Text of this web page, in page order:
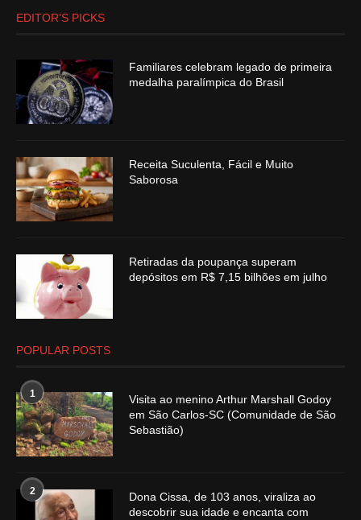
EDITOR’S PICKS
Familiares celebram legado de primeira
medalha paralímpica do Brasil
Receita Suculenta, Fácil e Muito
Saborosa
Retiradas da poupança superam
depósitos em R$ 7,15 bilhões em julho
POPULAR POSTS
1
Visita ao menino Arthur Marshall Godoy
em São Carlos-SC (Comunidade de São
Sebastião)
2
Dona Cissa, de 103 anos, viraliza ao
descobrir sua idade e encanta com